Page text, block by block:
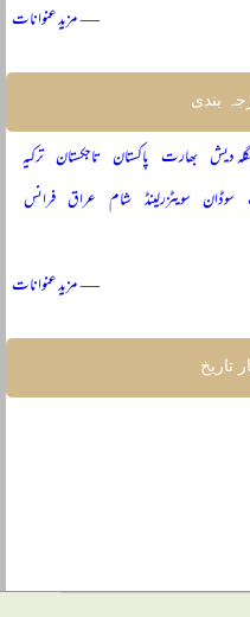
— مزید عنوانات
بندی
دیش بھارت پاکستان تاجکستان ترکیہ
سوڈان سویٹزرلینڈ شام عراق فرانس
— مزید عنوانات
تاریخ